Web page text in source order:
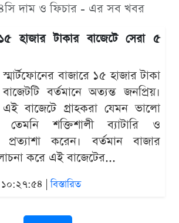
দাম ও ফিচার - এর সব খবর
হাজার টাকার বাজেটে সেরা ৫
স্মার্টফোনের বাজারে ১৫ হাজার টাকা
বাজেটটি বর্তমানে অত্যন্ত জনপ্রিয়।
এই বাজেটে গ্রাহকরা যেমন ভালো
তেমনি শক্তিশালী ব্যাটারি ও
প্রত্যাশা করেন। বর্তমান বাজার
করে এই বাজেটের...
১০:২৭:৫৪ |বিস্তারিত